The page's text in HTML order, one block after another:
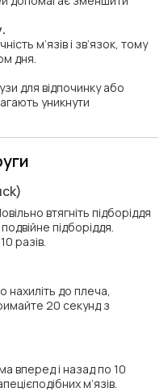
м’язів і зв’язок, тому
дня.
для відпочинку або
уникнути
втягніть підборіддя
підборіддя.
разів.
нахиліть до плеча,
20 секунд з
вперед і назад по 10
м’язів.